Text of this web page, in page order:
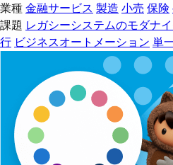
業種金融サービス 製造 小売 保険
課題 レガシーシステムのモダナ
行 ビジネスオートメーション 単